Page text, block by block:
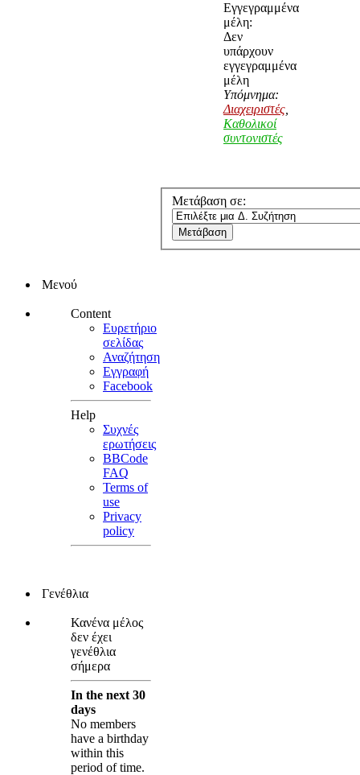
Εγγεγραμμένα
μέλη:
Δεν
υπάρχουν
εγγεγραμμένα
μέλη
Υπόμνημα:
Διαχειριστές
Καθολικοί
συντονιστές
Μετάβαση σε:
Μενού
Content
Ευρετήριο
σελίδας
Αναζήτηση
Εγγραφή
Facebook
Help
Συχνές
ερωτήσεις
BBCode
FAQ
Terms of
use
Privacy
policy
Γενέθλια
Κανένα μέλος
δεν έχει
γενέθλια
σήμερα
In the next 30
days
No members
have a birthday
within this
period of time.